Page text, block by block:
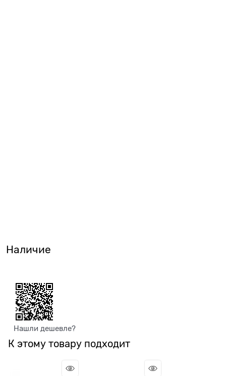
Наличие
Нашли дешевле?
К этому товару подходит